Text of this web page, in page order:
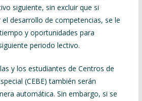
siguiente, sin excluir que si
desarrollo de competencias, se le
y oportunidades para
periodo lectivo.
y los estudiantes de Centros de
(CEBE) también serán
automática. Sin embargo, si se